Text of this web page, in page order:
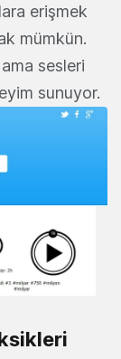
erişmek
mümkün.
sesleri
sunuyor.